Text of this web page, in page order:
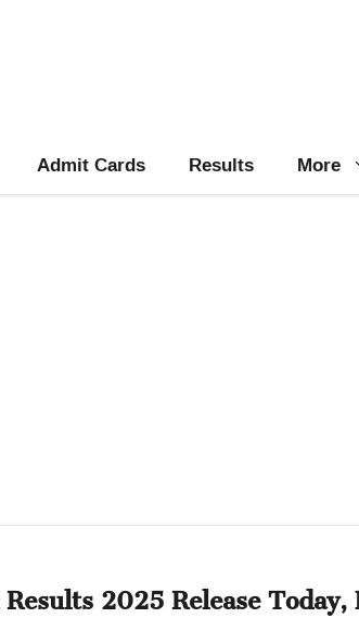
Admit Cards Results More
2025 Release